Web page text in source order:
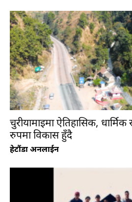
चुरीयामाइमा
क्षेत्रको रुपमा
हेटौंडा अनलाईन
चुरीयामाइमा ऐतिहासिक, धार्मिक
रुपमा विकास हुँदै
हेटौंडा अनलाईन